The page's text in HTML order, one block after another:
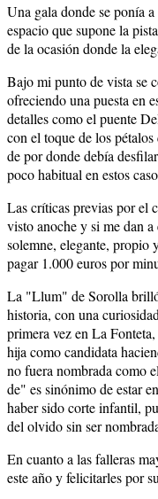
Una gala donde se ponía
espacio que supone la
de la ocasión donde la
Bajo mi punto de vista se
ofreciendo una puesta en
detalles como el puente
con el toque de los
de por donde debía
poco habitual en estos
Las críticas previas por el
visto anoche y si me dan
solemne, elegante, propio
pagar 1.000 euros por
La "Llum" de Sorolla
historia, con una
primera vez en La
hija como candidata
no fuera nombrada como
de" es sinónimo de estar
haber sido corte infantil,
del olvido sin ser
En cuanto a las falleras
este año y felicitarles por